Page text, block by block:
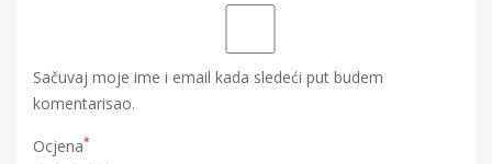
Sačuvaj moje ime i email kada sledeći put budem
komentarisao.
Ocjena*